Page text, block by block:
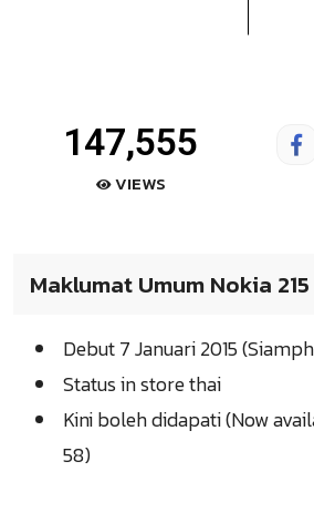
147,555
VIEWS
Maklumat Umum Nokia
Debut 7 Januari 2015
Status in store thai
Kini boleh didapati (Now
58)